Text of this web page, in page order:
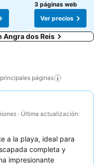
3 páginas web
Ver precios
Angra dos Reis
páginas
· Última actualización:
a la playa, ideal para
completa y
impresionante